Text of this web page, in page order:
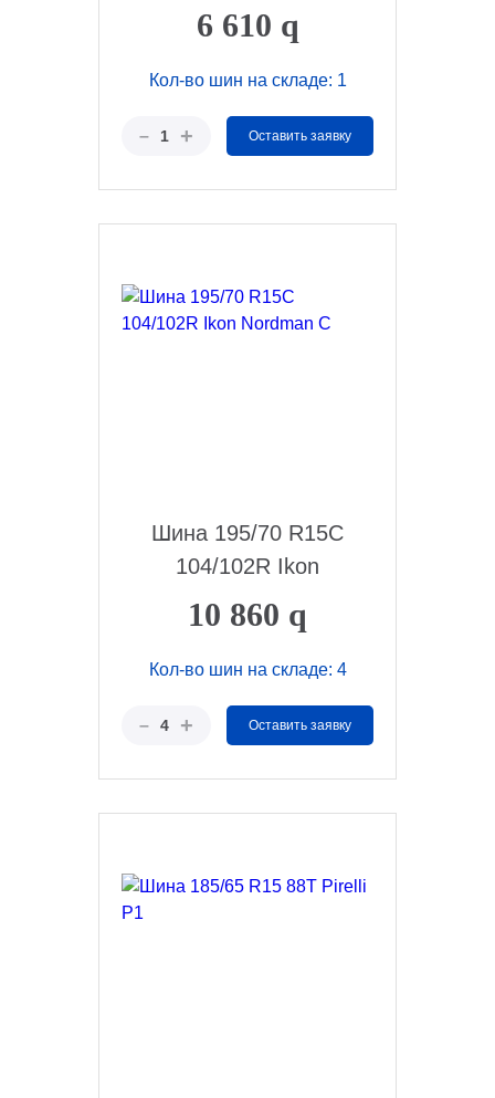
6 610 q
Кол-во шин на складе: 1
– 1 + Оставить заявку
Шина 195/70 R15C
104/102R Ikon
Nordman...
10 860 q
Кол-во шин на складе: 4
– 4 + Оставить заявку